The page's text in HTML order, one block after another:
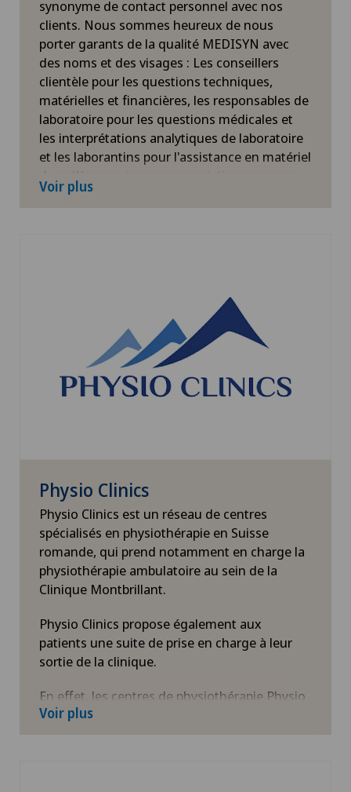
synonyme de contact personnel avec nos
clients. Nous sommes heureux de nous
porter garants de la qualité MEDISYN avec
des noms et des visages : Les conseillers
clientèle pour les questions techniques,
matérielles et financières, les responsables de
laboratoire pour les questions médicales et
les interprétations analytiques de laboratoire
et les laborantins pour l'assistance en matériel
de prélèvement ou en prescriptions
complémentaires.
Voir plus
Physio Clinics
Physio Clinics est un réseau de centres
spécialisés en physiothérapie en Suisse
romande, qui prend notamment en charge la
physiothérapie ambulatoire au sein de la
Clinique Montbrillant.
Physio Clinics propose également aux
patients une suite de prise en charge à leur
sortie de la clinique.
En effet, les centres de physiothérapie Physio
Clinics se veulent pluridisciplinaires et ce afin
Voir plus